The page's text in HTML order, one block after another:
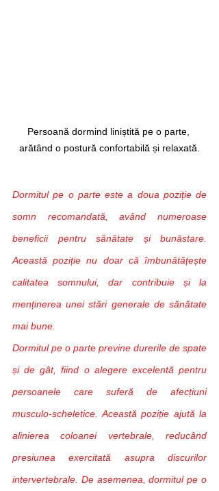
Persoană dormind liniștită pe o parte,
arătând o postură confortabilă și relaxată.
Dormitul pe o parte este a doua poziție de
somn recomandată, având numeroase
beneficii pentru sănătate și bunăstare.
Această poziție nu doar că îmbunătățește
calitatea somnului, dar contribuie și la
menținerea unei stări generale de sănătate
mai bune.
Dormitul pe o parte previne durerile de spate
și de gât, fiind o alegere excelentă pentru
persoanele care suferă de afecțiuni
musculo-scheletice. Această poziție ajută la
alinierea coloanei vertebrale, reducând
presiunea exercitată asupra discurilor
intervertebrale. De asemenea, dormitul pe o